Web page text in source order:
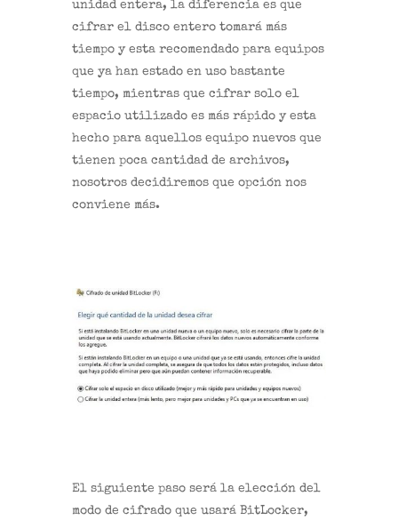
unidad entera, la diferencia es que
cifrar el disco entero tomará más
tiempo y esta recomendado para equipos
que ya han estado en uso bastante
tiempo, mientras que cifrar solo el
espacio utilizado es más rápido y esta
hecho para aquellos equipo nuevos que
tienen poca cantidad de archivos,
nosotros decidiremos que opción nos
conviene más.
El siguiente paso será la elección del
modo de cifrado que usará BitLocker,